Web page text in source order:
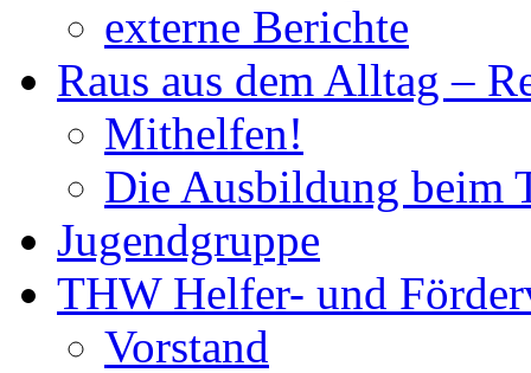
externe Berichte
Raus aus dem Alltag –
Mithelfen!
Die Ausbildung beim
Jugendgruppe
THW Helfer- und
Vorstand